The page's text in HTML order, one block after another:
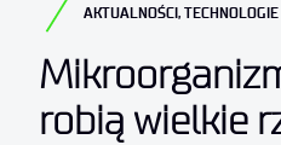
AKTUALNOŚCI, TECHNOLOGIE
robią wielkie